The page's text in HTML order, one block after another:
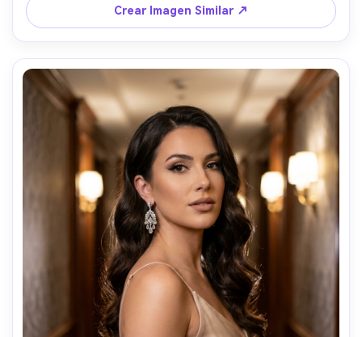
ambiente: atemporal y serio; poros de piel realistas,
detalle definido de cabello, rango tonal rico, alta
resolución --ar 4:5
Crear Imagen Similar ↗